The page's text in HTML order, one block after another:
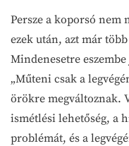
Persze a koporsó
ezek után, azt már
Mindenesetre
„Műteni csak a
örökre megváltoznak.
ismétlési lehetőség, a
problémát, és a